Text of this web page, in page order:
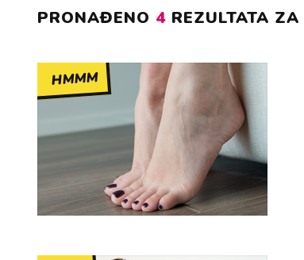
PRONAĐENO 4 REZULTATA ZA
HMMM